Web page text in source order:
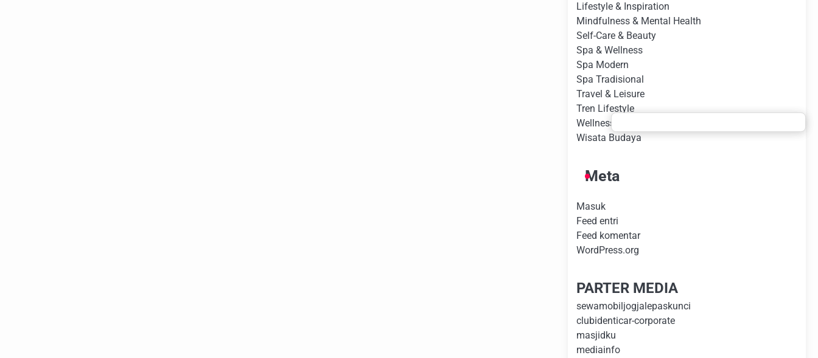
Lifestyle & Inspiration
Mindfulness & Mental Health
Self-Care & Beauty
Spa & Wellness
Spa Modern
Spa Tradisional
Travel & Leisure
Tren Lifestyle
Wellness Experience
Wisata Budaya
Meta
Masuk
Feed entri
Feed komentar
WordPress.org
PARTER MEDIA
sewamobiljogjalepaskunci
clubidenticar-corporate
masjidku
mediainfo